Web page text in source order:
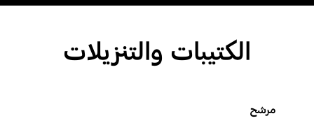
الكتيبات والتنزيلات
مرشح